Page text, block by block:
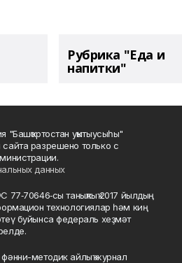
Рубрика "Еда и
напитки"
уҡытыусыһы"
разрешено только с
данных
таныҡлыҡ 2017 йылдың
технологиялар һәм киң
буйынса федераль хеҙмәт
методик айлыҡ журнал